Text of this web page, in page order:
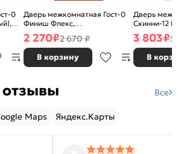
0
Дверь межкомнатная Гост-0
Финиш Флекс,
Ламинированные Л-11
(ИталОрех), глухая, каркасно-
щитовая
2 270₽2 670 ₽
В корзину
Дверь
Скинни-12
глухая,
3 803₽5
В
Все
Maps Яндекс.Карты